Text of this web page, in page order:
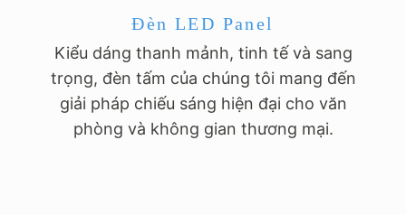
Đèn LED Panel
Kiểu dáng thanh mảnh, tinh tế và sang
trọng, đèn tấm của chúng tôi mang đến
giải pháp chiếu sáng hiện đại cho văn
phòng và không gian thương mại.